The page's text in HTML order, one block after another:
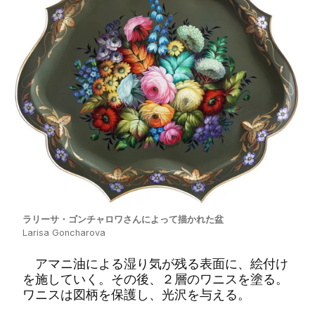
ラリーサ・ゴンチャロワさんによって描かれた盆
Larisa Goncharova
アマニ油による湿り気が残る表面に、絵付け
を施していく。その後、２層のワニスを塗る。
ワニスは図柄を保護し、光沢を与える。